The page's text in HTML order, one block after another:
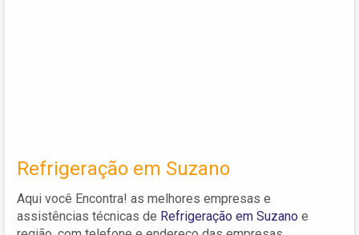
Refrigeração em Suzano
Aqui você Encontra! as melhores empresas e
assistências técnicas de Refrigeração em Suzano e